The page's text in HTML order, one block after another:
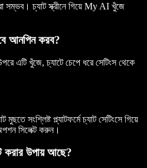
চ্যাট স্ক্রীনে গিয়ে My AI খুঁজে
আনপিন করব?
এটি খুঁজে, চ্যাটে চেপে ধরে সেটিংস থেকে
সংশ্লিষ্ট প্ল্যাটফর্মে চ্যাট সেটিংসে গিয়ে
সিলেক্ট করুন।
উপায় আছে?